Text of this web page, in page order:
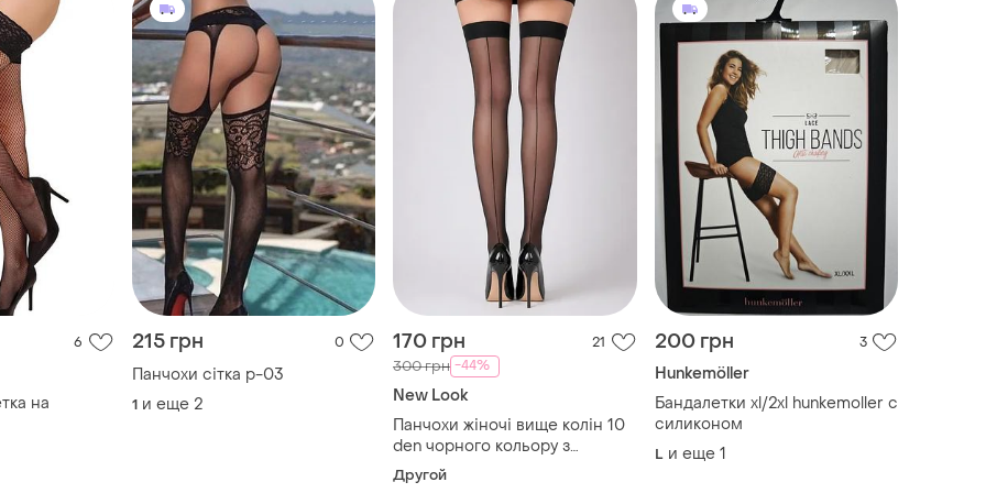
6
на
215 грн 0
Панчохи сітка p-03
1 и еще 2
170 грн 21
300 грн -44%
New Look
Панчохи жіночі вище колін 10
den чорного кольору з
горизонтальним одним швом
ззаду
Другой
200 грн 3
Hunkemöller
Бандалетки xl/2xl hunkemoller с
силиконом
L и еще 1